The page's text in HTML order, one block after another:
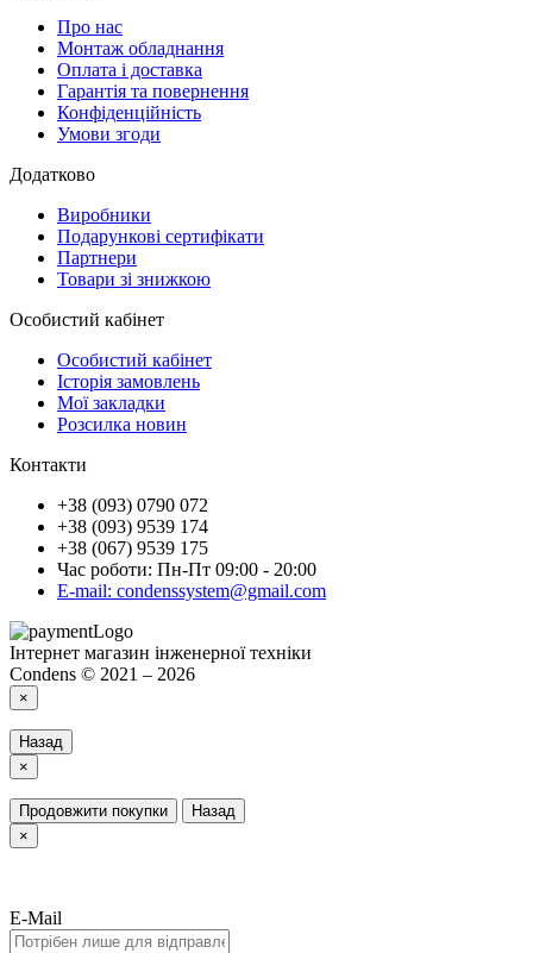
Про нас
Монтаж обладнання
Оплата і доставка
Гарантія та повернення
Конфіденційність
Умови згоди
Додатково
Виробники
Подарункові сертифікати
Партнери
Товари зі знижкою
Особистий кабінет
Особистий кабінет
Історія замовлень
Мої закладки
Розсилка новин
Контакти
+38 (093) 0790 072
+38 (093) 9539 174
+38 (067) 9539 175
Час роботи: Пн-Пт 09:00 - 20:00
E-mail: condenssystem@gmail.com
Інтернет магазин інженерної техніки
Condens © 2021 – 2026
×
Назад
×
Продовжити покупки
Назад
×
E-Mail